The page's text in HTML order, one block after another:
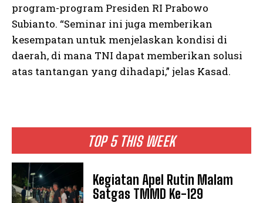
TOP 5 THIS WEEK
Kegiatan Apel Rutin Malam
Satgas TMMD Ke-129
program-program Presiden RI Prabowo
Subianto. “Seminar ini juga memberikan
kesempatan untuk menjelaskan kondisi di
daerah, di mana TNI dapat memberikan solusi
atas tantangan yang dihadapi,” jelas Kasad.